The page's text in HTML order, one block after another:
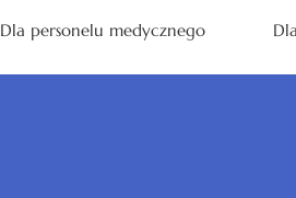
Dla personelu medycznego